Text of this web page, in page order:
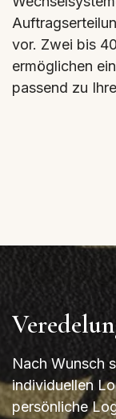
vor. Zwei bis
ermöglichen
passend zu
Nach Wunsch
individuellen
persönliche